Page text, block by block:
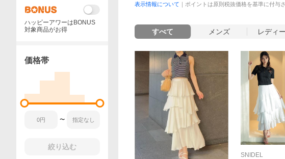
表示情報について ｜ポイントは原則税抜価格を基準に付
すべて メンズ レディ
SNIDEL
ハッピーアワーはBONUS
対象商品がお得
価格帯
〜
絞り込む